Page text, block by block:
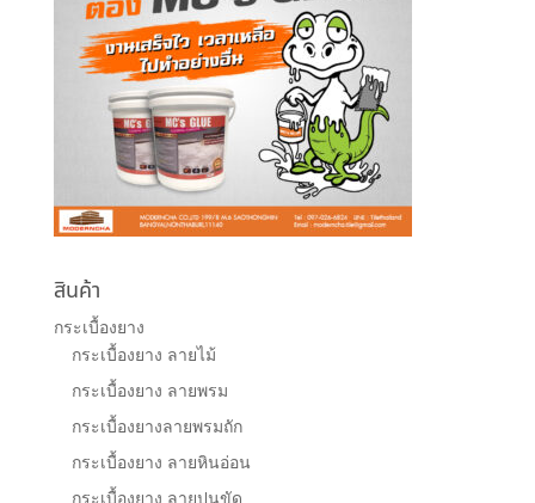
สินค้า
กระเบื้องยาง
กระเบื้องยาง ลายไม้
กระเบื้องยาง ลายพรม
กระเบื้องยางลายพรมถัก
กระเบื้องยาง ลายหินอ่อน
กระเบื้องยาง ลายปูนขัด